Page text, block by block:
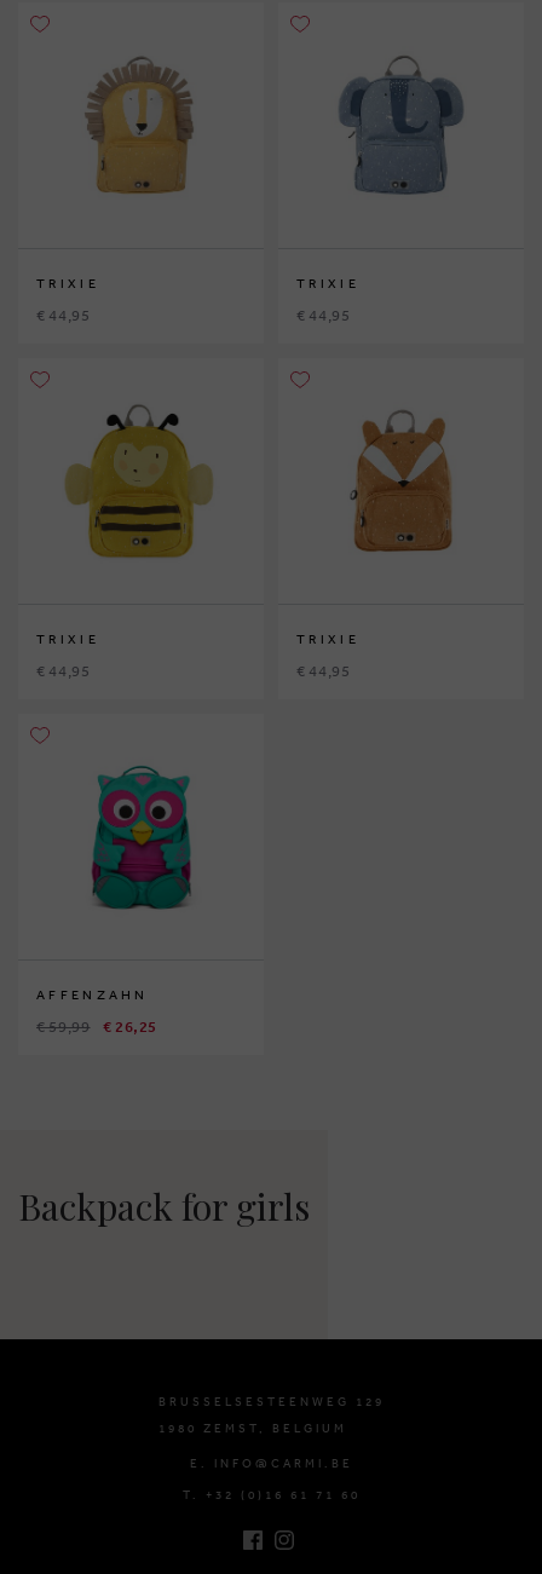
TRIXIE
€ 44,95
TRIXIE
€ 44,95
TRIXIE
€ 44,95
TRIXIE
€ 44,95
AFFENZAHN
€ 59,99 € 26,25
Backpack for girls
BRUSSELSESTEENWEG 129
1980 ZEMST, BELGIUM
E. INFO@CARMI.BE
T. +32 (0)16 61 71 60